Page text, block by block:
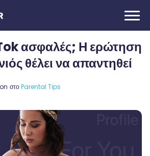
ασφαλές; Η ερώτηση
θέλει να απαντηθεί
στοParental Tips